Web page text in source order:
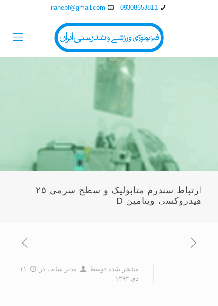
09308658811
iranepf@gmail.com
ارتباط سندرم متابوليک و سطح سرمی ۲۵
هيدروکسی ويتامين D
منتشر شده توسط مدیر سایت در
۱۱
دی ۱۳۹۳